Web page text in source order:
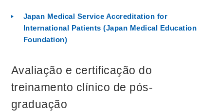
Japan Medical Service Accreditation for
International Patients (Japan Medical Education
Foundation)
Avaliação e certificação do
treinamento clínico de pós-
graduação